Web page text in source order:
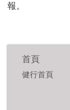
報。
首頁
健行首頁